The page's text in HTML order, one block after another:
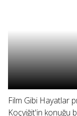
Film Gibi Hayatlar
Koçyiğit'in konuğu